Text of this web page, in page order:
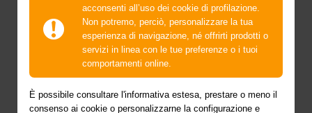
acconsenti all’uso dei cookie di profilazione.
Non potremo, perciò, personalizzare la tua
esperienza di navigazione, né offrirti prodotti o
servizi in linea con le tue preferenze o i tuoi
comportamenti online.
È possibile consultare l'informativa estesa, prestare o meno il
consenso ai cookie o personalizzarne la configurazione e
Partecipa al webinar "WEBTALK di Intesa Sanpaolo -
Servizi e innovazione per lo sviluppo delle
imprese"
del 3 dicembre 2020 alle ore 17.30 aperto
a tutti gli imprenditori.
Quarto ed ultimo appuntamento di un ciclo di
approfondimenti sui temi e le offerte più impattanti
del Gruppo Intesa Sanpaolo, dedicato all’importanza